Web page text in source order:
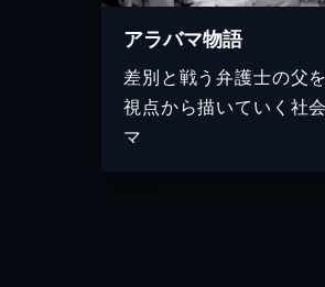
アラバマ物語
差別と戦う弁護士の父
視点から描いていく社
マ